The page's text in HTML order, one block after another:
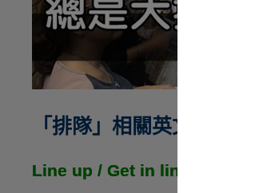
「排隊」相關英文
Line up / Get in line 排隊